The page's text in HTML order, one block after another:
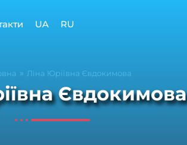
UA RU
» Ліна Юріївна Євдокимова
Євдокимова